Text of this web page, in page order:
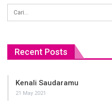
Recent Posts
Kenali Saudaramu
21 May 2021